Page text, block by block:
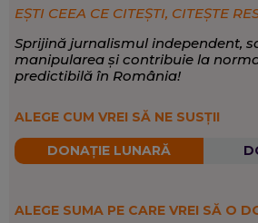
EȘTI CEEA CE CITEȘTI, CITEȘTE
Sprijină jurnalismul independent,
manipularea și contribuie la
predictibilă în România!
ALEGE CUM VREI SĂ NE SUSȚII
DONAȚIE LUNARĂ
ALEGE SUMA PE CARE VREI SĂ O